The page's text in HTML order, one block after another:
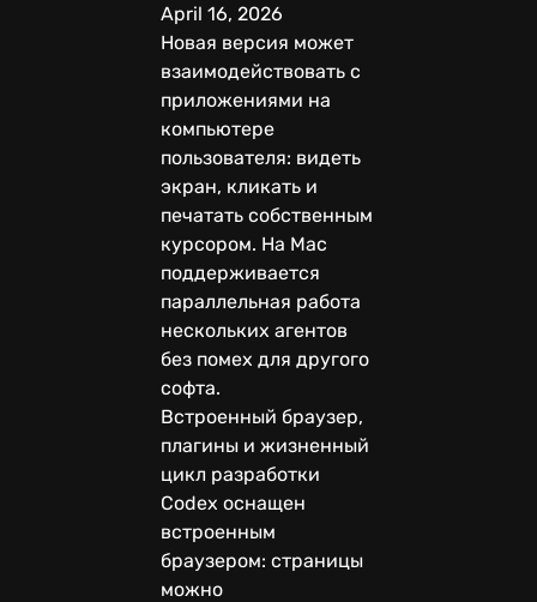
April 16, 2026
Новая версия может
взаимодействовать с
приложениями на
компьютере
пользователя: видеть
экран, кликать и
печатать собственным
курсором. На Mac
поддерживается
параллельная работа
нескольких агентов
без помех для другого
софта.
Встроенный браузер,
плагины и жизненный
цикл разработки
Codex оснащен
встроенным
браузером: страницы
можно